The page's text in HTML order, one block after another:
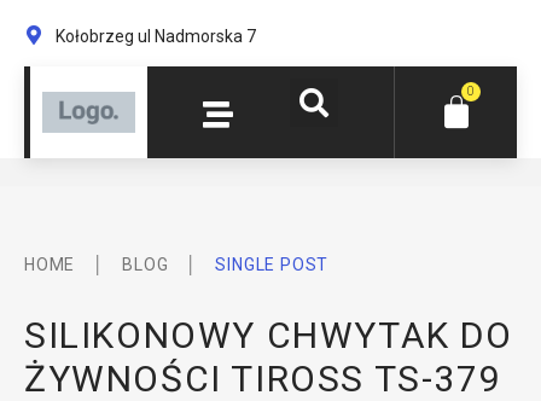
Kołobrzeg ul Nadmorska 7
0
HOME BLOG SINGLE POST
SILIKONOWY CHWYTAK DO
ŻYWNOŚCI TIROSS TS-379